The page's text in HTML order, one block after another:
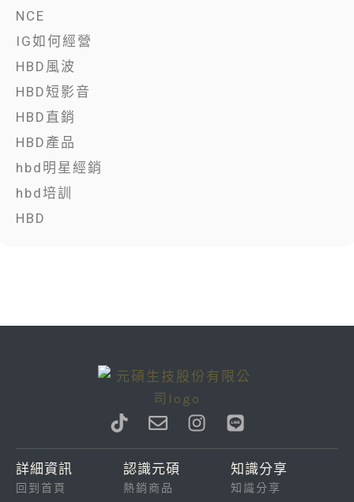
NCE
IG如何經營
HBD風波
HBD短影音
HBD直銷
HBD產品
hbd明星經銷
hbd培訓
HBD
T
i
k
t
o
E
n
v
e
l
I
n
s
L
i
n
e
詳細資訊
回到首頁
認識元碩
熱銷商品
知識分享
知識分享